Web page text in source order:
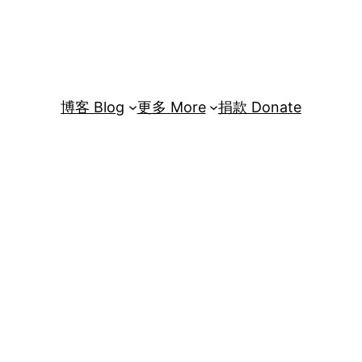
博客 Blog 更多 More 捐款 Donate